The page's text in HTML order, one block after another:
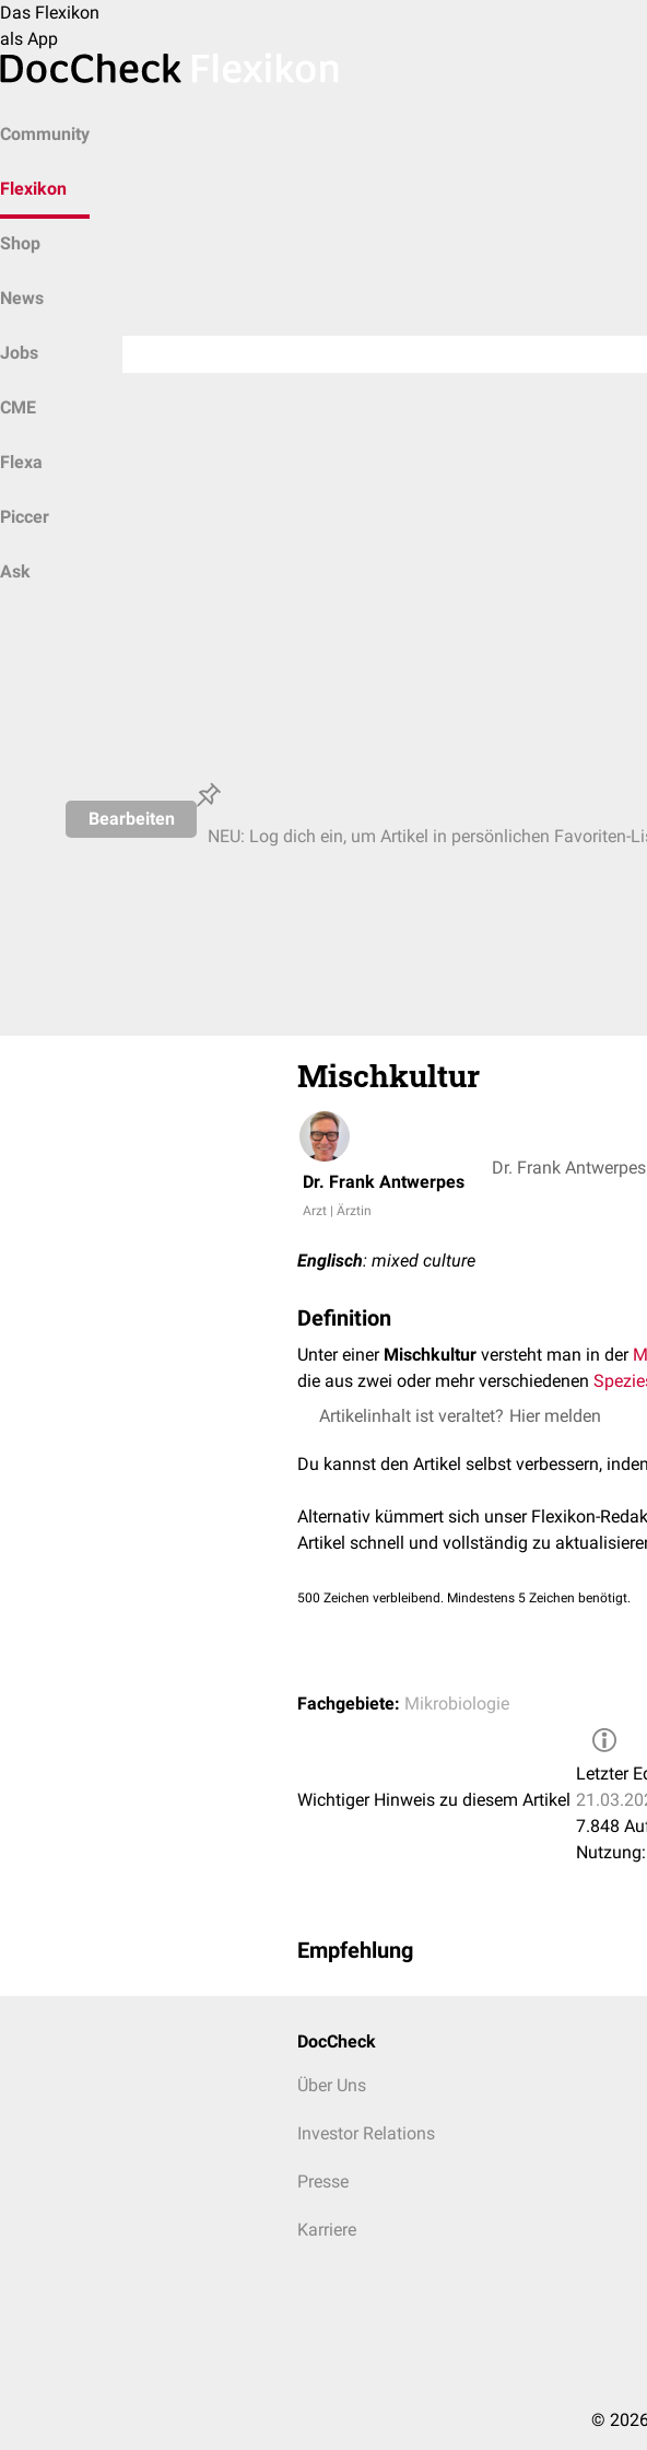
Das Flexikon
als App
Community
Flexikon
Shop
News
Jobs
CME
Flexa
Piccer
Ask
Bearbeiten
NEU: Log dich ein, um Artikel in persönlichen Favoriten-
Mischkultur
Dr. Frank Antwerpes
Arzt | Ärztin
Dr. Frank Antwerpes
Englisch: mixed culture
Definition
Unter einer Mischkultur versteht man in der
die aus zwei oder mehr verschiedenen
Artikelinhalt ist veraltet? Hier melden
Du kannst den Artikel selbst verbessern,
Alternativ kümmert sich unser Flexikon-
Artikel schnell und vollständig zu
500 Zeichen verbleibend. Mindestens 5 Zeichen benötigt.
Fachgebiete: Mikrobiologie
Wichtiger Hinweis zu diesem Artikel
Letzter
7.848
Nutzung:
Empfehlung
DocCheck
Über Uns
Investor Relations
Presse
Karriere
©